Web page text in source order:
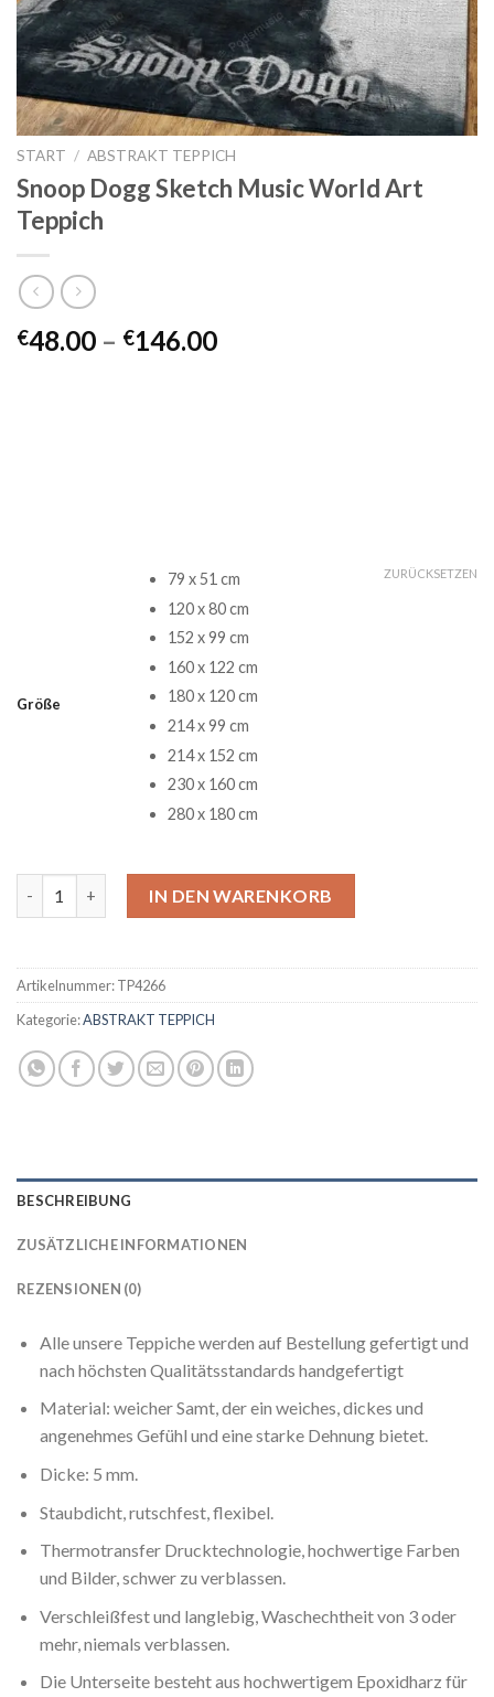
START / ABSTRAKT TEPPICH
Snoop Dogg Sketch Music World Art
Teppich
€48.00 – €146.00Preisspanne:
Größe
79 x 51 cm
120 x 80 cm
152 x 99 cm
160 x 122 cm
180 x 120 cm
214 x 99 cm
214 x 152 cm
230 x 160 cm
280 x 180 cm
ZURÜCKSETZEN
IN DEN WARENKORB
Artikelnummer:TP4266
Kategorie:ABSTRAKT TEPPICH
BESCHREIBUNG
ZUSÄTZLICHE INFORMATIONEN
REZENSIONEN (0)
Alle unsere Teppiche werden auf Bestellung gefertigt und
nach höchsten Qualitätsstandards handgefertigt
Material: weicher Samt, der ein weiches, dickes und
angenehmes Gefühl und eine starke Dehnung bietet.
Dicke: 5 mm.
Staubdicht, rutschfest, flexibel.
Thermotransfer Drucktechnologie, hochwertige Farben
und Bilder, schwer zu verblassen.
Verschleißfest und langlebig, Waschechtheit von 3 oder
mehr, niemals verblassen.
Die Unterseite besteht aus hochwertigem Epoxidharz für